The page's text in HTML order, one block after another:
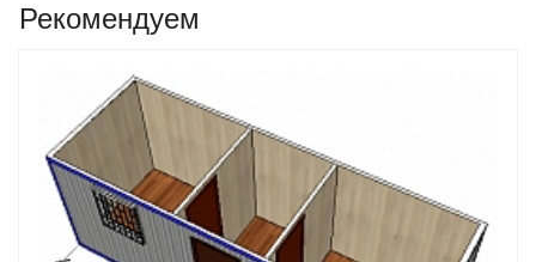
Рекомендуем